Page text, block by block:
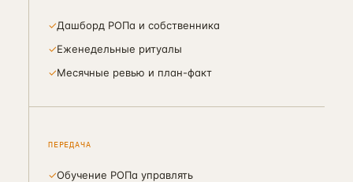
✓Дашборд РОПа и собственника
✓Еженедельные ритуалы
✓Месячные ревью и план-факт
ПЕРЕДАЧА
✓Обучение РОПа управлять